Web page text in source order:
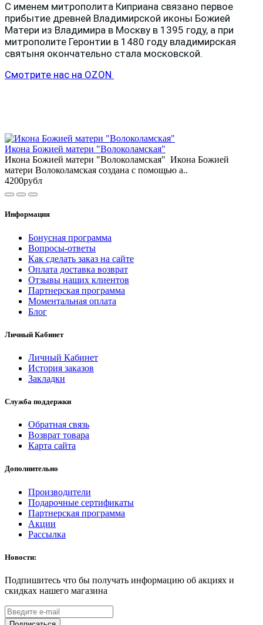
С именем митрополита Киприана связано первое
прибытие древней Владимирской иконы Божией
Матери из Владимира в Москву в 1395 году, а при
митрополите Геронтии в 1480 году владимирская
святыня окончательно стала московской.
Смотрите нас на OZON
Икона Божией матери "Волоколамская"
Икона Божией матери "Волоколамская" Икона Божией
матери Волоколамская создана с помощью а..
4200рубл
Информация
Бонусная программа
Вопросы-ответы
Как сделать заказ на сайте
Оплата доставка возврат
Отзывы наших клиентов
Партнерская программа
Моментальная оплата
Блог
Личный Кабинет
Личный Кабинет
История заказов
Закладки
Служба поддержки
Обратная связь
Возврат товара
Карта сайта
Дополнительно
Производители
Подарочные сертификаты
Партнерская программа
Акции
Рассылка
Новости:
Подпишитесь что бы получать информацию об акциях и
скидках нашего магазина